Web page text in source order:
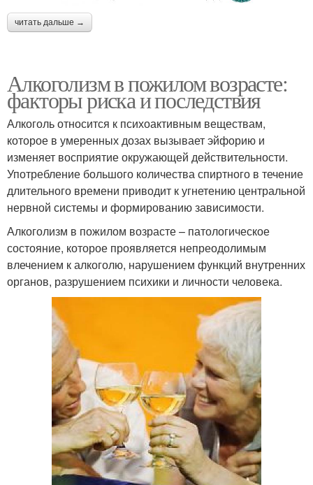
читать дальше →
Алкоголизм в пожилом возрасте:
факторы риска и последствия
Алкоголь относится к психоактивным веществам,
которое в умеренных дозах вызывает эйфорию и
изменяет восприятие окружающей действительности.
Употребление большого количества спиртного в течение
длительного времени приводит к угнетению центральной
нервной системы и формированию зависимости.
Алкоголизм в пожилом возрасте – патологическое
состояние, которое проявляется непреодолимым
влечением к алкоголю, нарушением функций внутренних
органов, разрушением психики и личности человека.